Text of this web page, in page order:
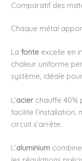
Comparatif des
Chaque métal
Lafonte excelle en
chaleur uniforme
système, idéale
L’acier chauffe 40%
facilite
circuit s’arrête.
L’aluminium